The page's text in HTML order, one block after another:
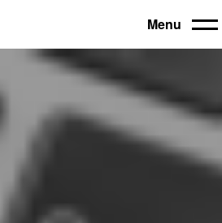
トップ
買取機器一覧▼
工作機械
買取実績
会社概要
Menu